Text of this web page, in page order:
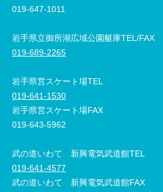
019-647-1011
岩手県立御所湖広域公園艇庫TEL/FAX
019-689-2265
岩手県営スケート場TEL
019-641-1530
岩手県営スケート場FAX
019-643-5962
武の道いわて 新興電気武道館TEL
019-641-4577
武の道いわて 新興電気武道館FAX